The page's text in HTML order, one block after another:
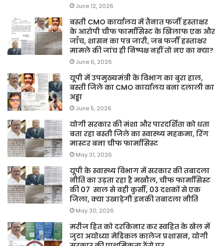
June 12, 2026
बस्ती CMO कार्यालय में तैनात फर्जी हस्ताक्षर
के आरोपी चीफ फार्मासिस्ट के खिलाफ एक और
जाँच, शासन का पत्र जारी, जब फर्जी हस्ताक्षर
मामले की जांच ही निष्पक्ष नहीं तो नए का क्या?
June 6, 2026
यूपी में उपमुख्यमंत्री के विभाग का बुरा हाल,
बस्ती जिले का CMO कार्यालय बना दलाली का
अड्डा
June 5, 2026
योगी सरकार की मंशा और पारदर्शिता को धता
बता रहा बस्ती जिले का स्वास्थ्य महकमा, रिंग
मास्टर बना चीफ फार्मासिस्ट
May 31, 2026
यूपी के स्वास्थ्य विभाग में सरकार की तबादला
नीति का उड़ता रहा है मखौल, चीफ फार्मासिस्ट
की 07 साल से वही कुर्सी, 03 दशकों से एक
जिला, क्या उखाड़ेगी इनकी तबादला नीति
May 30, 2026
मरीज हित को दरकिनार कर स्वहित के खेल में
जुटा अयोध्या मेडिकल कालेज प्रशासन, योगी